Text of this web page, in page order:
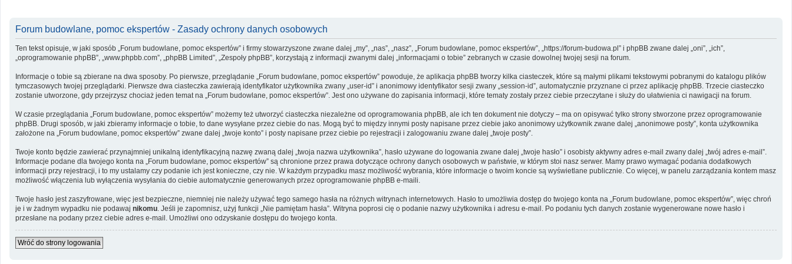
Forum budowlane, pomoc ekspertów - Zasady ochrony danych osobowych
Ten tekst opisuje, w jaki sposób „Forum budowlane, pomoc ekspertów” i firmy stowarzyszone zwane dalej „my”, „nas”, „nasz”, „Forum budowlane, pomoc ekspertów”, „https://forum-budowa.pl” i phpBB zwane dalej „oni”, „ich”,
„oprogramowanie phpBB”, „www.phpbb.com”, „phpBB Limited”, „Zespoły phpBB”, korzystają z informacji zwanymi dalej „informacjami o tobie” zebranych w czasie dowolnej twojej sesji na forum.
Informacje o tobie są zbierane na dwa sposoby. Po pierwsze, przeglądanie „Forum budowlane, pomoc ekspertów” powoduje, że aplikacja phpBB tworzy kilka ciasteczek, które są małymi plikami tekstowymi pobranymi do katalogu plików
tymczasowych twojej przeglądarki. Pierwsze dwa ciasteczka zawierają identyfikator użytkownika zwany „user-id” i anonimowy identyfikator sesji zwany „session-id”, automatycznie przyznane ci przez aplikację phpBB. Trzecie ciasteczko
zostanie utworzone, gdy przejrzysz chociaż jeden temat na „Forum budowlane, pomoc ekspertów”. Jest ono używane do zapisania informacji, które tematy zostały przez ciebie przeczytane i służy do ułatwienia ci nawigacji na forum.
W czasie przeglądania „Forum budowlane, pomoc ekspertów” możemy też utworzyć ciasteczka niezależne od oprogramowania phpBB, ale ich ten dokument nie dotyczy – ma on opisywać tylko strony stworzone przez oprogramowanie
phpBB. Drugi sposób, w jaki zbieramy informacje o tobie, to dane wysyłane przez ciebie do nas. Mogą być to między innymi posty napisane przez ciebie jako anonimowy użytkownik zwane dalej „anonimowe posty”, konta użytkownika
założone na „Forum budowlane, pomoc ekspertów” zwane dalej „twoje konto” i posty napisane przez ciebie po rejestracji i zalogowaniu zwane dalej „twoje posty”.
Twoje konto będzie zawierać przynajmniej unikalną identyfikacyjną nazwę zwaną dalej „twoja nazwa użytkownika”, hasło używane do logowania zwane dalej „twoje hasło” i osobisty aktywny adres e-mail zwany dalej „twój adres e-mail”.
Informacje podane dla twojego konta na „Forum budowlane, pomoc ekspertów” są chronione przez prawa dotyczące ochrony danych osobowych w państwie, w którym stoi nasz serwer. Mamy prawo wymagać podania dodatkowych
informacji przy rejestracji, i to my ustalamy czy podanie ich jest konieczne, czy nie. W każdym przypadku masz możliwość wybrania, które informacje o twoim koncie są wyświetlane publicznie. Co więcej, w panelu zarządzania kontem masz
możliwość włączenia lub wyłączenia wysyłania do ciebie automatycznie generowanych przez oprogramowanie phpBB e-maili.
Twoje hasło jest zaszyfrowane, więc jest bezpieczne, niemniej nie należy używać tego samego hasła na różnych witrynach internetowych. Hasło to umożliwia dostęp do twojego konta na „Forum budowlane, pomoc ekspertów”, więc chroń
je i w żadnym wypadku nie podawaj nikomu. Jeśli je zapomnisz, użyj funkcji „Nie pamiętam hasła”. Witryna poprosi cię o podanie nazwy użytkownika i adresu e-mail. Po podaniu tych danych zostanie wygenerowane nowe hasło i
przesłane na podany przez ciebie adres e-mail. Umożliwi ono odzyskanie dostępu do twojego konta.
Wróć do strony logowania